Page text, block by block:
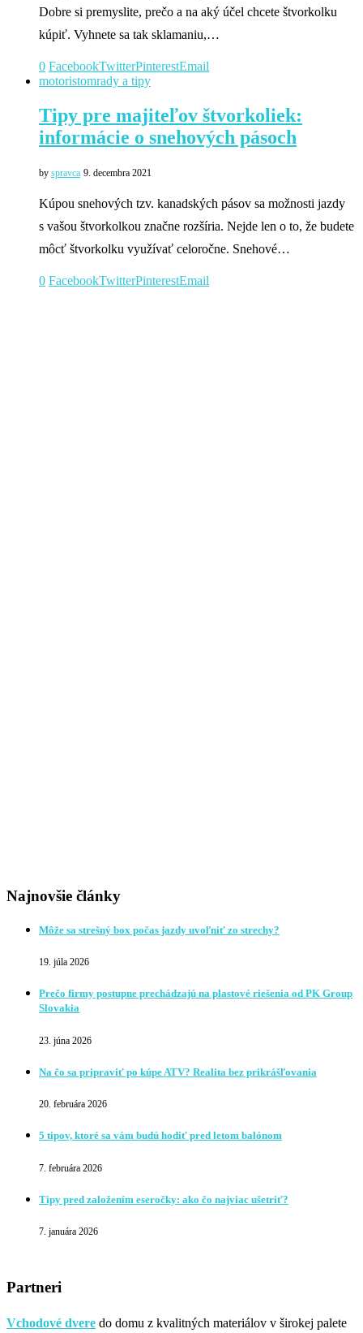
Dobre si premyslite, prečo a na aký účel chcete štvorkolku
kúpiť. Vyhnete sa tak sklamaniu,…
0 FacebookTwitterPinterestEmail
motoristomrady a tipy
Tipy pre majiteľov štvorkoliek:
informácie o snehových pásoch
by spravca 9. decembra 2021
Kúpou snehových tzv. kanadských pásov sa možnosti jazdy
s vašou štvorkolkou značne rozšíria. Nejde len o to, že budete
môcť štvorkolku využívať celoročne. Snehové…
0 FacebookTwitterPinterestEmail
Najnovšie články
Môže sa strešný box počas jazdy uvoľniť zo strechy?
19. júla 2026
Prečo firmy postupne prechádzajú na plastové riešenia od PK Group
Slovakia
23. júna 2026
Na čo sa pripraviť po kúpe ATV? Realita bez prikrášľovania
20. februára 2026
5 tipov, ktoré sa vám budú hodiť pred letom balónom
7. februára 2026
Tipy pred založením eseročky: ako čo najviac ušetriť?
7. januára 2026
Partneri
Vchodové dvere do domu z kvalitných materiálov v širokej palete